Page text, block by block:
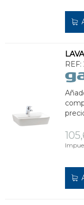
REF: